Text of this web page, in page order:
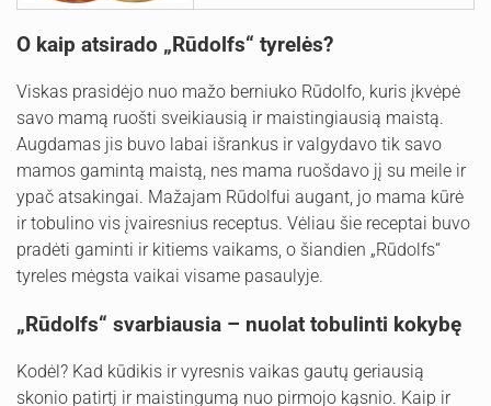
O kaip atsirado „Rūdolfs“ tyrelės?
Viskas prasidėjo nuo mažo berniuko Rūdolfo, kuris įkvėpė
savo mamą ruošti sveikiausią ir maistingiausią maistą.
Augdamas jis buvo labai išrankus ir valgydavo tik savo
mamos gamintą maistą, nes mama ruošdavo jį su meile ir
ypač atsakingai. Mažajam Rūdolfui augant, jo mama kūrė
ir tobulino vis įvairesnius receptus. Vėliau šie receptai buvo
pradėti gaminti ir kitiems vaikams, o šiandien „Rūdolfs“
tyreles mėgsta vaikai visame pasaulyje.
„Rūdolfs“ svarbiausia – nuolat tobulinti kokybę
Kodėl? Kad kūdikis ir vyresnis vaikas gautų geriausią
skonio patirtį ir maistingumą nuo pirmojo kąsnio. Kaip ir